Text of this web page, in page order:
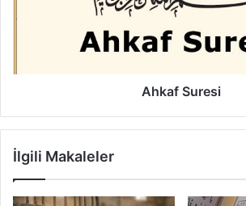
S
e
Ahkaf Suresi
İlgili Makaleler